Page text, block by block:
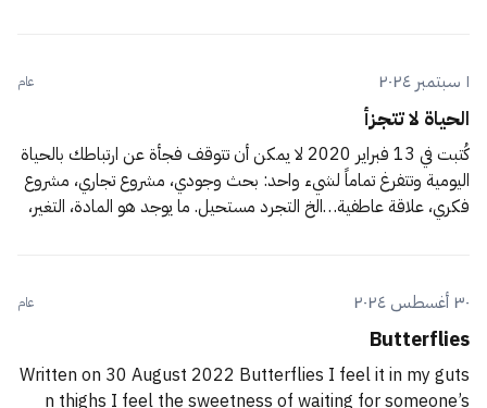
١ سبتمبر ٢٠٢٤ عام
الحياة لا تتجزأ
كُتبت في 13 فبراير 2020 لا يمكن أن تتوقف فجأة عن ارتباطك بالحياة
اليومية وتتفرغ تماماً لشيء واحد: بحث وجودي، مشروع تجاري، مشروع
فكري، علاقة عاطفية…الخ التجرد مستحيل. ما يوجد هو المادة، التغير،
٣٠ أغسطس ٢٠٢٤
عام
Butterflies
Written on 30 August 2022 Butterflies I feel it in my guts
n thighs I feel the sweetness of waiting for someone’s